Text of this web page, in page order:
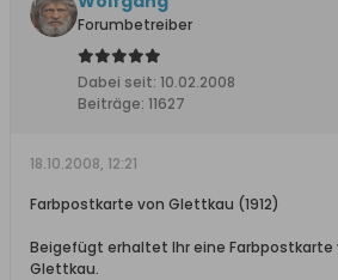
Forumbetreiber
Dabei seit: 10.02.2008
Beiträge: 11627
18.10.2008, 12:21
Farbpostkarte von Glettkau (1912)
Beigefügt erhaltet Ihr eine Farbpostkarte
Glettkau.